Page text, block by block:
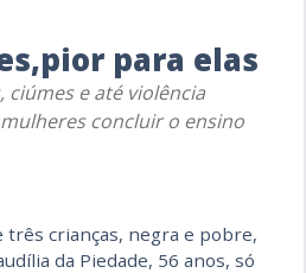
para elas
ciúmes e até violência
concluir o ensino
três crianças, negra e pobre,
da Piedade, 56 anos, só